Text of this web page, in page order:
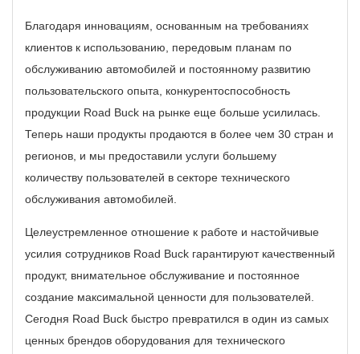
Благодаря инновациям, основанным на требованиях
клиентов к использованию, передовым планам по
обслуживанию автомобилей и постоянному развитию
пользовательского опыта, конкурентоспособность
продукции Road Buck на рынке еще больше усилилась.
Теперь наши продукты продаются в более чем 30 стран и
регионов, и мы предоставили услуги большему
количеству пользователей в секторе технического
обслуживания автомобилей.
Целеустремленное отношение к работе и настойчивые
усилия сотрудников Road Buck гарантируют качественный
продукт, внимательное обслуживание и постоянное
создание максимальной ценности для пользователей.
Сегодня Road Buck быстро превратился в один из самых
ценных брендов оборудования для технического